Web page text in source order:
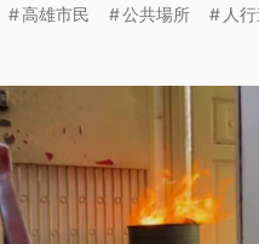
而民眾的罰單也會代為繳
高雄市民 公共場所 人